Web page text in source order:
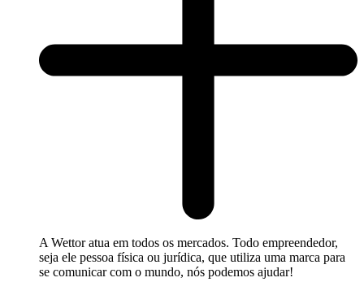
A Wettor atua em todos os mercados. Todo empreendedor,
seja ele pessoa física ou jurídica, que utiliza uma marca para
se comunicar com o mundo, nós podemos ajudar!